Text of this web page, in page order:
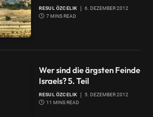
RESUL ÖZCELIK
6. DEZEMBER 2012
7 MINS READ
Wer sind die ärgsten Feinde
Israels? 5. Teil
RESUL ÖZCELIK
5. DEZEMBER 2012
11 MINS READ